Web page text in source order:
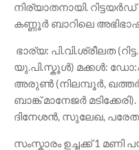
നിര്യാതനായി.
കണ്ണൂർ ബാറിലെ
ഭാര്യ: പി.വി.ശ്രീലത
യു.പി.സ്കൂൾ) മക്കൾ:
അരുൺ (നിലമ്പൂർ,
ബാങ്ക് മാനേജർ
ദിനേശൻ, സുലേഖ,
സംസ്കാരം ഉച്ചക്ക് 1